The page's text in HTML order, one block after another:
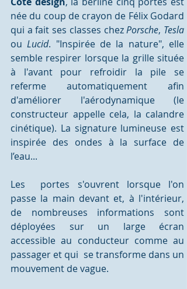
née du coup de crayon de Félix Godard
qui a fait ses classes chez Porsche, Tesla
ou Lucid. "Inspirée de la nature", elle
semble respirer lorsque la grille située
à l'avant pour refroidir la pile se
referme automatiquement afin
d'améliorer l'aérodynamique (le
constructeur appelle cela, la calandre
cinétique). La signature lumineuse est
inspirée des ondes à la surface de
l’eau...
Les  portes s'ouvrent lorsque l'on
passe la main devant et, à l'intérieur,
de nombreuses informations sont
déployées sur un large écran
accessible au conducteur comme au
passager et qui  se transforme dans un
mouvement de vague.